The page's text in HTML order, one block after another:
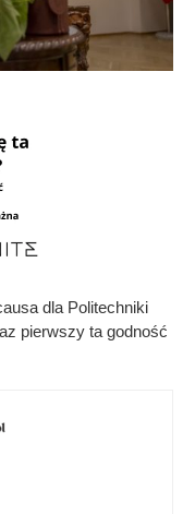
dla Politechniki
pierwszy ta godność